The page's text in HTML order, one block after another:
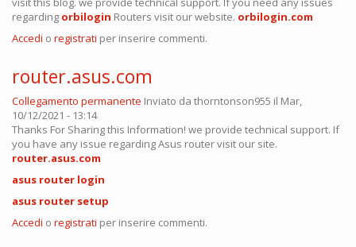
regarding orbilogin Routers visit our website. orbilogin.com
Accedi o registrati per inserire commenti.
router.asus.com
Collegamento permanente Inviato da thorntonson955 il Mar,
10/12/2021 - 13:14
Thanks For Sharing this Information! we provide technical support. If
you have any issue regarding Asus router visit our site.
router.asus.com
asus router login
asus router setup
Accedi o registrati per inserire commenti.